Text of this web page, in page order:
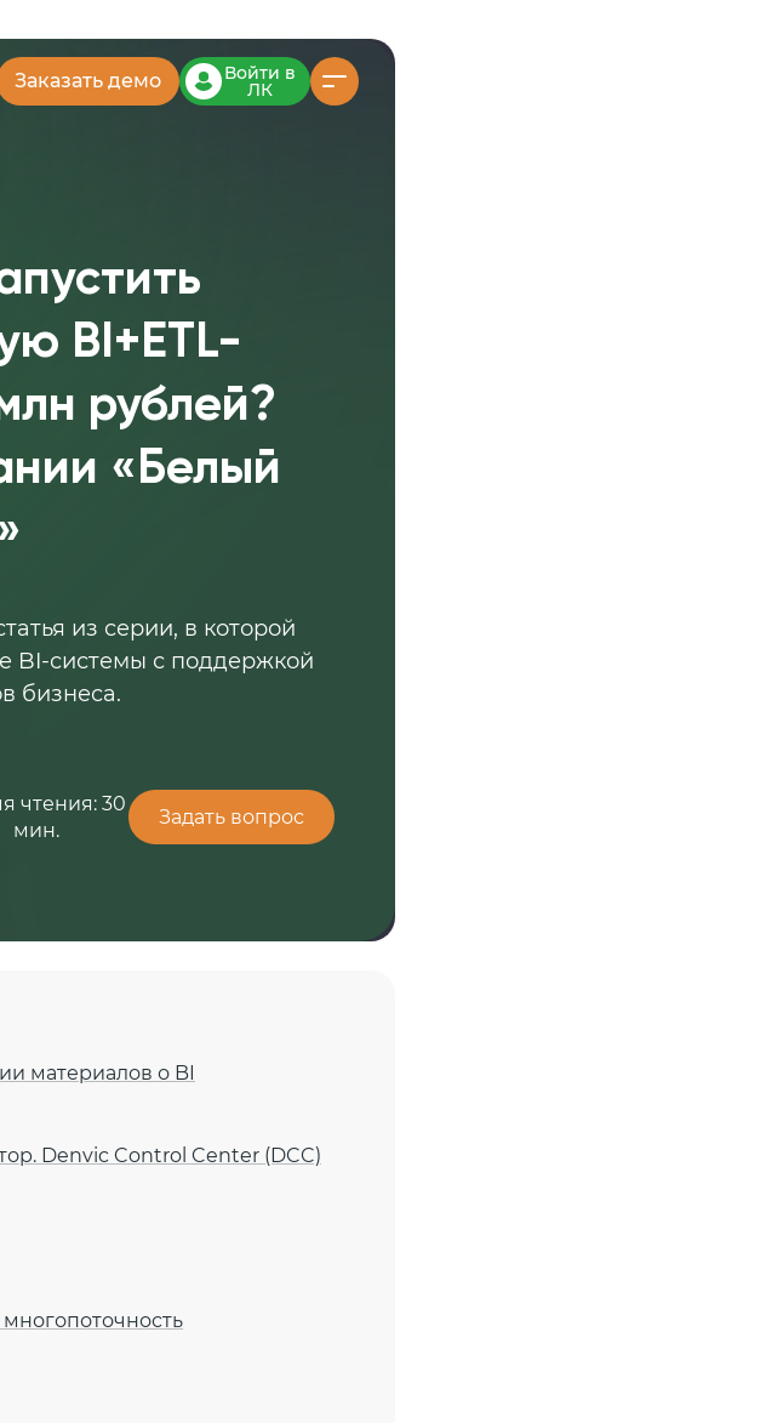
Заказать демо Войти в
ЛК
BI+ETL-
рублей?
«Белый
из серии, в которой
BI-системы с поддержкой
бизнеса.
чтения: 30
мин.
Задать вопрос
материалов о BI
Denvic Control Center (DCC)